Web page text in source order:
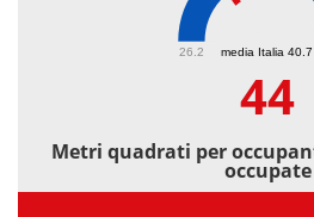
media Italia 40.7
26.2
44
Metri quadrati per
occupate